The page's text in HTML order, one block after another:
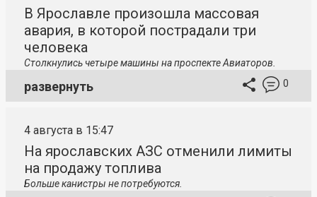
В Ярославле произошла массовая
авария, в которой пострадали три
человека
Столкнулись четыре машины на проспекте Авиаторов.
развернуть 0
4 августа в 15:47
На ярославских АЗС отменили лимиты
на продажу топлива
Больше канистры не потребуются.